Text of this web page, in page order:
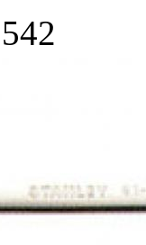
542